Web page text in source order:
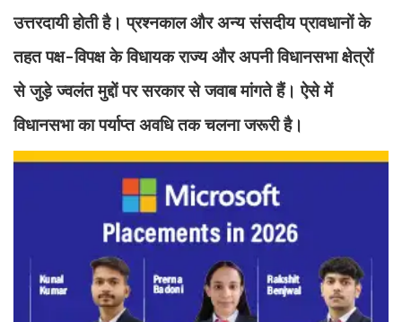
उत्तरदायी होती है। प्रश्नकाल और अन्य संसदीय प्रावधानों के
तहत पक्ष-विपक्ष के विधायक राज्य और अपनी विधानसभा क्षेत्रों
से जुड़े ज्वलंत मुद्दों पर सरकार से जवाब मांगते हैं। ऐसे में
विधानसभा का पर्याप्त अवधि तक चलना जरूरी है।